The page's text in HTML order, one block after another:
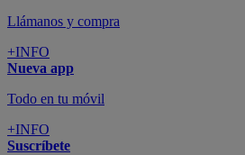
Llámanos y compra
+INFO
Nueva app
Todo en tu móvil
+INFO
Suscríbete